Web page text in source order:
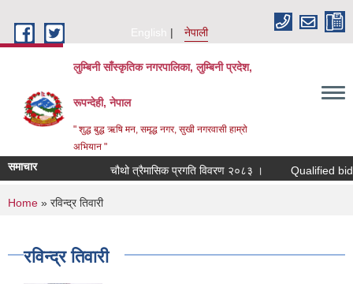
English
नेपाली
लुम्बिनी साँस्कृतिक नगरपालिका, लुम्बिनी प्रदेश,
रूपन्देही, नेपाल
" शुद्ध बुद्ध ऋषि मन, समृद्ध नगर, सुखी नगरवासी हाम्रो
अभियान "
समाचार चौथो त्रैमासिक प्रगति विवरण २०८३ । Qualified bidders
You are here
Home » रविन्द्र तिवारी
रविन्द्र तिवारी